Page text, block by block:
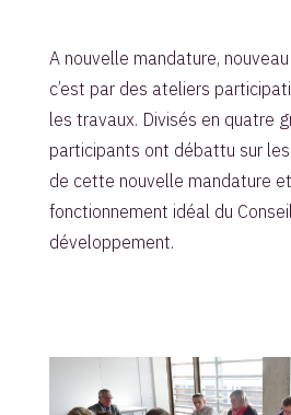
A nouvelle mandature,
c’est par des ateliers
les travaux. Divisés en quatre
participants ont débattu sur
de cette nouvelle mandature
fonctionnement idéal du
développement.